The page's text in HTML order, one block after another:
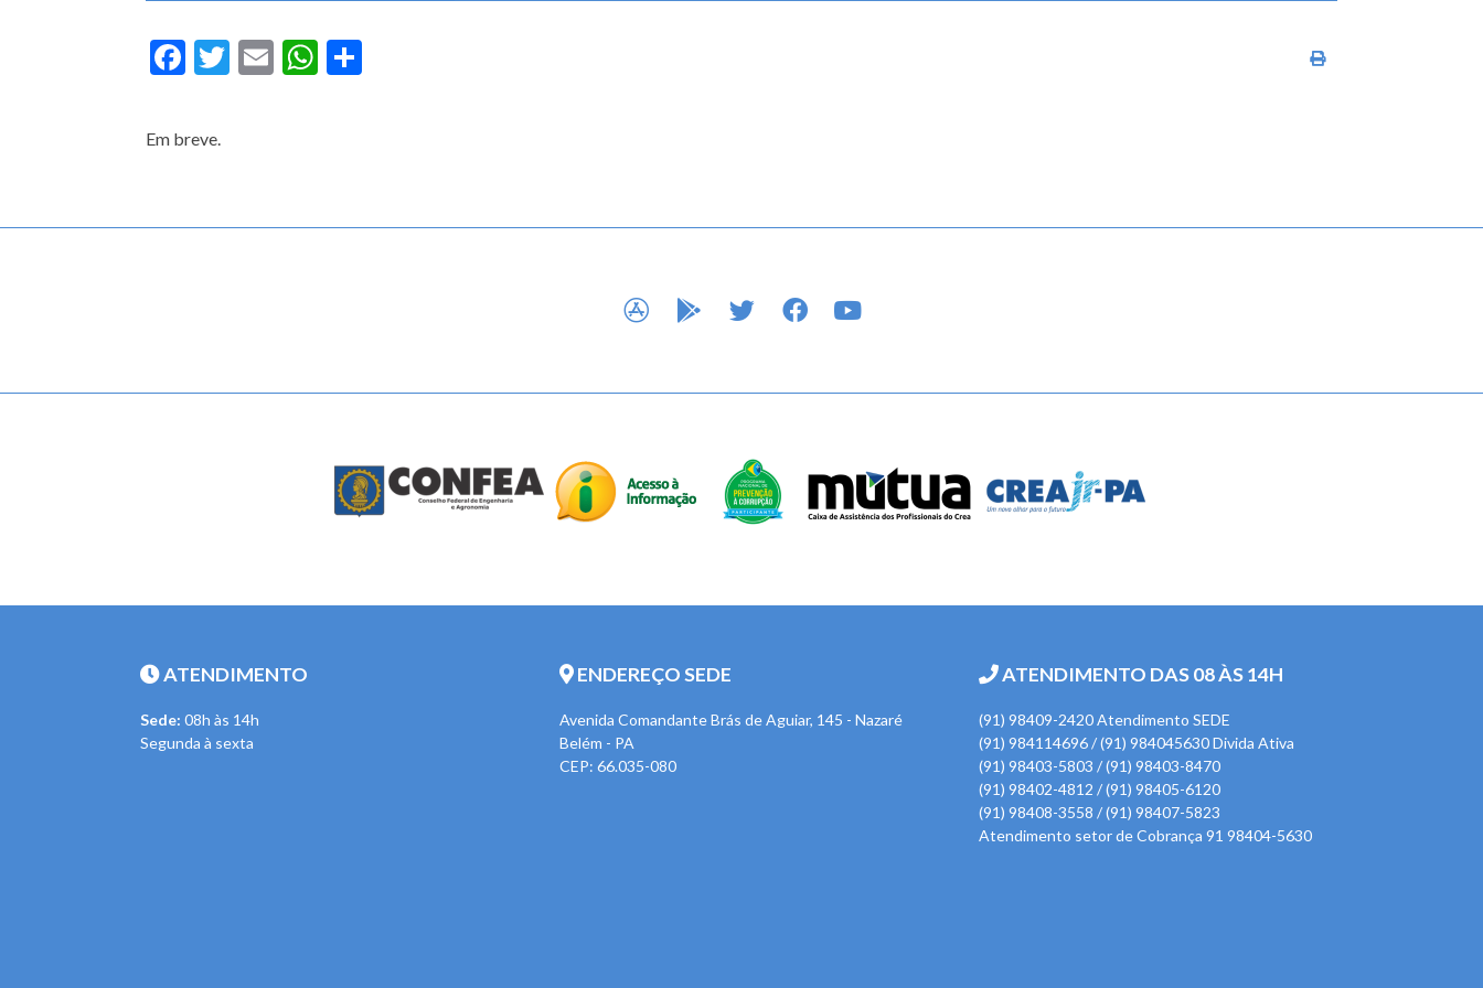
Imprimir conteúdo
Facebook
Twitter
EmailWhatsApp
Em breve.
APP STOREGOOGLE PLAY
TWITTERFACEBOOK
ATENDIMENTO
Sede: 08h às 14h
Segunda à sexta
ENDEREÇO SEDE
Avenida Comandante Brás de Aguiar, 145 - Nazaré
Belém - PA
CEP: 66.035-080
ATENDIMENTO DAS 08 ÀS 14H
(91) 98409-2420 Atendimento SEDE
(91) 984114696 / (91) 984045630 Divida Ativa
(91) 98403-5803 / (91) 98403-8470
(91) 98402-4812 / (91) 98405-6120
(91) 98408-3558 / (91) 98407-5823
Atendimento setor de Cobrança 91 98404-5630